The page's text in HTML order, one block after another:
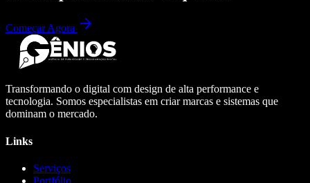
Começar Agora
Transformando o digital com design de alta performance e
tecnologia. Somos especialistas em criar marcas e sistemas que
dominam o mercado.
Links
Serviços
Portfólio